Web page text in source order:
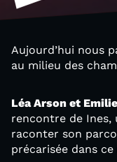
Aujourd’hui nous
au milieu des
Léa Arson et
rencontre de Ines,
raconter son
précarisée dans ce